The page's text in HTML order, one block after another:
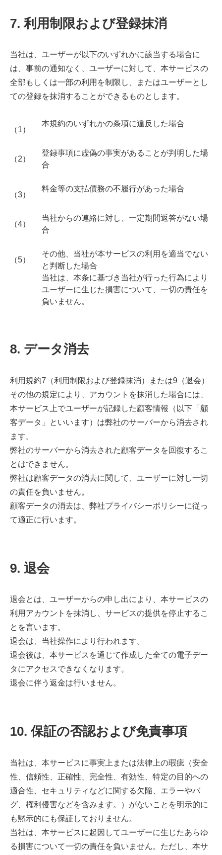
7. 利用制限および登録抹消
当社は、ユーザーが以下のいずれかに該当する場合に
は、事前の通知なく、ユーザーに対して、本サービスの
全部もしくは一部の利用を制限し、またはユーザーとし
ての登録を抹消することができるものとします。
（1）
本規約のいずれかの条項に違反した場合
（2）
登録事項に虚偽の事実があることが判明した場
合
（3）
料金等の支払債務の不履行があった場合
（4）
当社からの連絡に対し、一定期間返答がない場
合
（5）
その他、当社が本サービスの利用を適当でない
と判断した場合
当社は、本条に基づき当社が行った行為により
ユーザーに生じた損害について、一切の責任を
負いません。
8. データ消去
利用規約7（利用制限および登録抹消）または9（退会）
その他の規定により、アカウントを抹消した場合には、
本サービス上でユーザーが記録した顧客情報（以下「顧
客データ」といいます）は弊社のサーバーから消去され
ます。
弊社のサーバーから消去された顧客データを回復するこ
とはできません。
弊社は顧客データの消去に関して、ユーザーに対し一切
の責任を負いません。
顧客データの消去は、弊社プライバシーポリシーに従っ
て適正に行います。
9. 退会
退会とは、ユーザーからの申し出により、本サービスの
利用アカウントを抹消し、サービスの提供を停止するこ
とを言います。
退会は、当社操作により行われます。
退会後は、本サービスを通じて作成した全ての電子デー
タにアクセスできなくなります。
退会に伴う返金は行いません。
10. 保証の否認および免責事項
当社は、本サービスに事実上または法律上の瑕疵（安全
性、信頼性、正確性、完全性、有効性、特定の目的への
適合性、セキュリティなどに関する欠陥、エラーやバ
グ、権利侵害などを含みます。）がないことを明示的に
も黙示的にも保証しておりません。
当社は、本サービスに起因してユーザーに生じたあらゆ
る損害について一切の責任を負いません。ただし、本サ